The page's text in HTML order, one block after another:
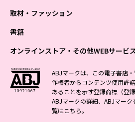
少年マンガ
Vジャンプ
最強ジャンプ
少年ジャンプ+
ジャンプTOON
青年マンガ
ZEBRACK
S-MANGA
集英社ジャンプリミックス
少女マンガ
ZEBRACK
S-MANGA
集英社コミック文庫
女性マンガ
ジャンプTOON
取材・ファッション
ファッション・美容
BAILA
MAQUIA
芸能・情報・スポーツ
週プレNEWS
週プレ グラジャパ!
書籍
文芸・文庫・総合
小説すばる
集英社 文芸ステーション
web 集英社文庫
学芸・ノンフィクション・新書
1日5分で、明日は変わる よみタイ
集英社学芸部 - 学芸・ノンフィクショ
集英社ビジネス書
ライトノベル・ノベライズ
集英社オレンジ文庫
JUMP j-BOOKS
オンラインストア・その他WEBサービス
オンラインストア
OTO
SHUEISHA MANGA-ART HERITAGE
ジャンプキャラクターズストア
その他WEBサービス
集英社アドナビ
集英社エディターズ・ラボ
ABJマークは、この電子書店
作権者からコンテンツ使用許
あることを示す登録商標（登
ABJマークの詳細、ABJマー
覧はこちら。